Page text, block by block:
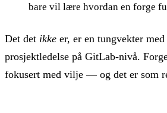
bare vil lære hvordan en forge
Det det ikke er, er en tungvekter
prosjektledelse på GitLab-nivå.
fokusert med vilje — og det er som